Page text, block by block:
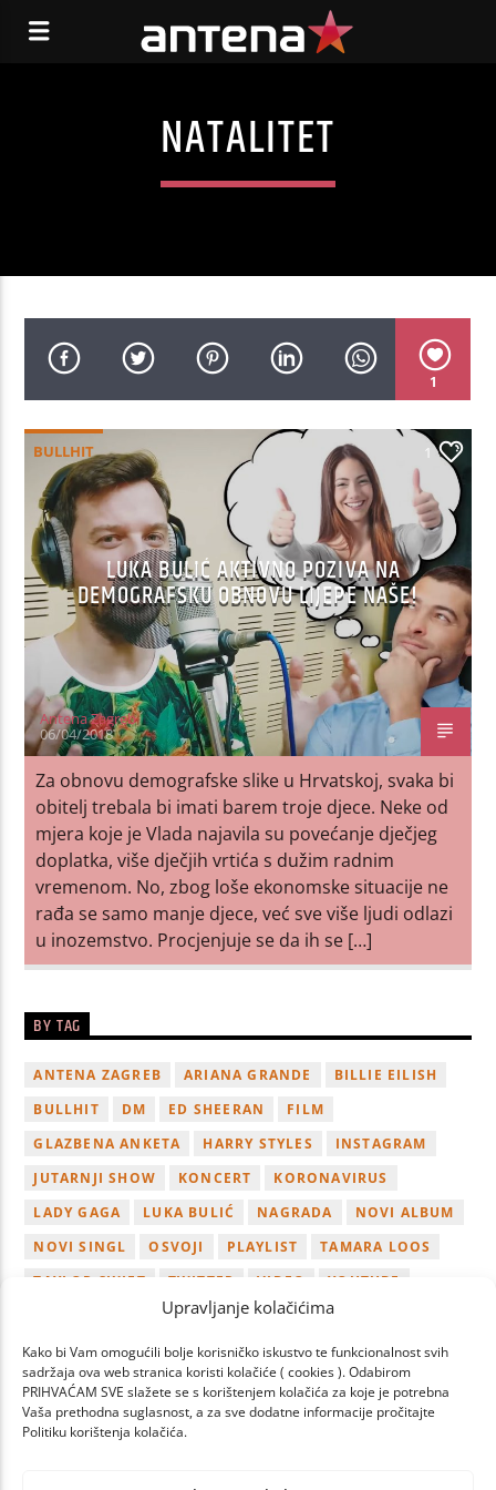
Upravljanje kolačićima
Kako bi Vam omogućili bolje korisničko iskustvo te funkcionalnost svih
sadržaja ova web stranica koristi kolačiće ( cookies ). Odabirom
PRIHVAĆAM SVE slažete se s korištenjem kolačića za koje je potrebna
Vaša prethodna suglasnost, a za sve dodatne informacije pročitajte
Politiku korištenja kolačića.
NATALITET
1
BULLHIT 1
LUKA BULIĆ AKTIVNO POZIVA NA
DEMOGRAFSKU OBNOVU LIJEPE NAŠE!
Antena Zagreb
06/04/2018
Za obnovu demografske slike u Hrvatskoj, svaka bi
obitelj trebala bi imati barem troje djece. Neke od
mjera koje je Vlada najavila su povećanje dječjeg
doplatka, više dječjih vrtića s dužim radnim
vremenom. No, zbog loše ekonomske situacije ne
rađa se samo manje djece, već sve više ljudi odlazi
u inozemstvo. Procjenjuje se da ih se […]
BY TAG
ANTENA ZAGREB ARIANA GRANDE
BILLIE EILISH
BULLHIT
DM ED SHEERAN
FILM
GLAZBENA ANKETA
HARRY STYLES
INSTAGRAM
JUTARNJI SHOW
KONCERT
KORONAVIRUS
LADY GAGA
LUKA BULIĆ NAGRADA
NOVI ALBUM
NOVI SINGL
OSVOJI PLAYLIST
TAMARA LOOS
TAYLOR SWIFT
TWITTER VIDEO
YOUTUBE